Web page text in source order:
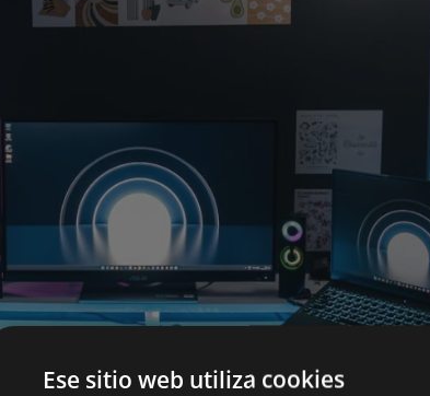
Ese sitio web utiliza cookies